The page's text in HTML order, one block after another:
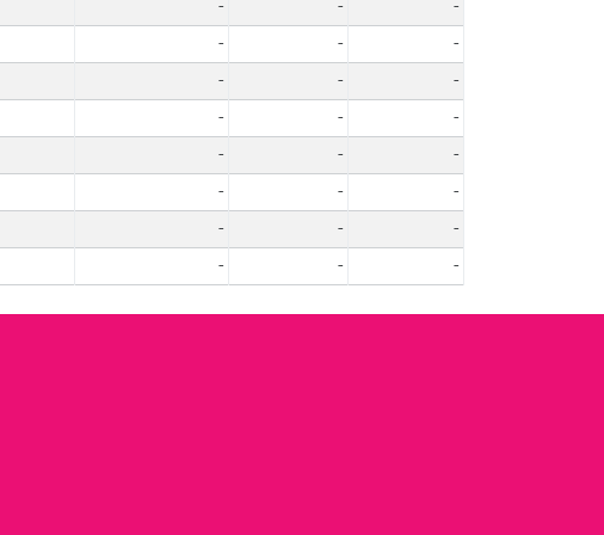
- -
-
- -
-
- -
-
- -
-
- -
-
- -
-
- -
-
- - -